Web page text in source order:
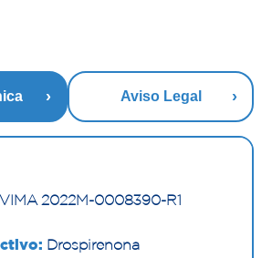
Aviso Legal
2022M-0008390-R1
Drospirenona